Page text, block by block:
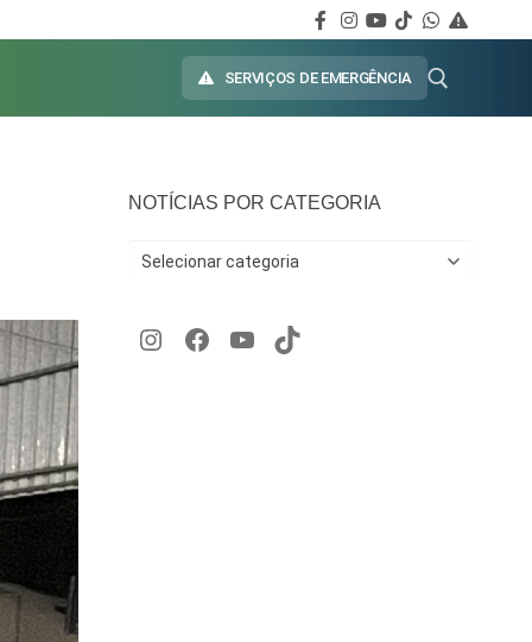
SERVIÇOS DE EMERGÊNCIA
NOTÍCIAS POR CATEGORIA